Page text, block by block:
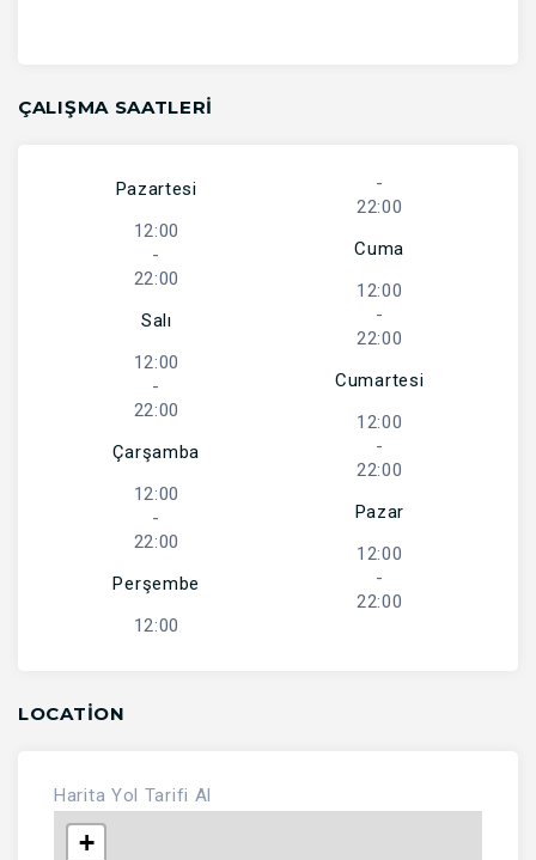
ÇALIŞMA SAATLERI
Pazartesi
12:00
-
22:00
Salı
12:00
-
22:00
Çarşamba
12:00
-
22:00
Perşembe
12:00
-
22:00
Cuma
12:00
-
22:00
Cumartesi
12:00
-
22:00
Pazar
12:00
-
22:00
LOCATION
Harita Yol Tarifi Al
+